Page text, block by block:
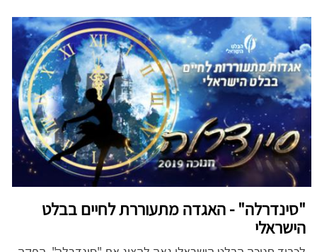
"סינדרלה" - האגדה מתעוררת לחיים בבלט
הישראלי